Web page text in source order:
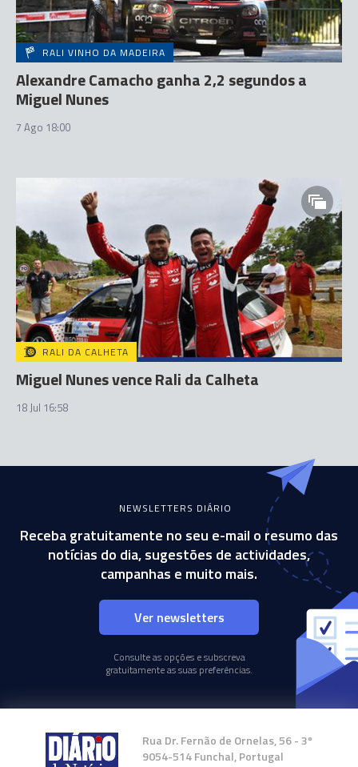
RALI VINHO DA MADEIRA
Alexandre Camacho ganha 2,2 segundos a
Miguel Nunes
7 Ago 18:00
RALI DA CALHETA
Miguel Nunes vence Rali da Calheta
18 Jul 16:58
NEWSLETTERS DIÁRIO
Receba gratuitamente no seu e-mail o resumo das
notícias do dia, sugestões de actividades,
campanhas e muito mais.
Ver newsletters
Consulte as opções e subscreva
gratuitamente as suas preferências.
Rua Dr. Fernão de Ornelas, 56 - 3º
9054-514 Funchal, Portugal